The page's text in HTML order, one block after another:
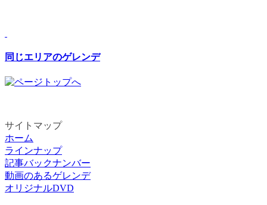
同じエリアのゲレンデ
サイトマップ
ホーム
ラインナップ
記事バックナンバー
動画のあるゲレンデ
オリジナルDVD